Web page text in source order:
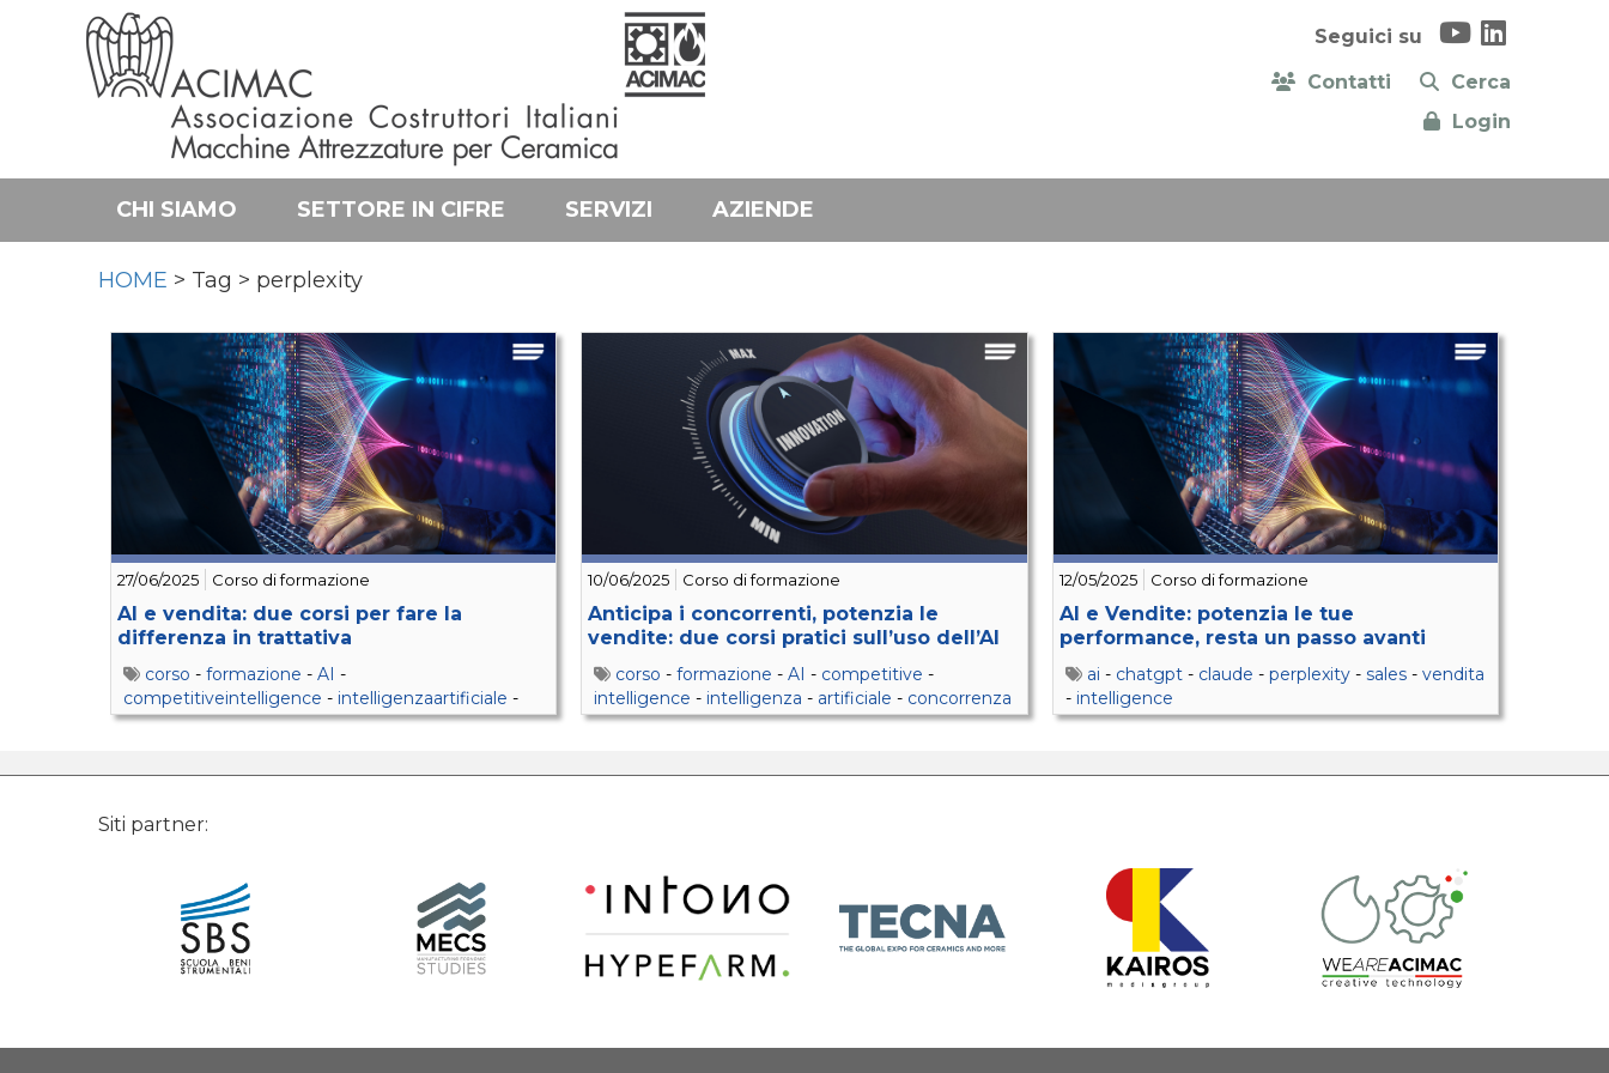
Seguici su
Contatti
Cerca
Login
CHI SIAMO SETTORE IN CIFRE SERVIZI AZIENDE
HOME > Tag > perplexity
27/06/2025 Corso di formazione
AI e vendita: due corsi per fare la
differenza in trattativa
corso - formazione - AI -
competitiveintelligence - intelligenzaartificiale -
concorrenza-sbs-chatgpt-perplexity-claude
10/06/2025 Corso di formazione
Anticipa i concorrenti, potenzia le
vendite: due corsi pratici sull’uso dell’AI
corso -formazione -AI - competitive -
intelligence - intelligenza - artificiale - concorrenza
-sbs-chatgpt-perplexity-claude
12/05/2025 Corso di formazione
AI e Vendite: potenzia le tue
performance, resta un passo avanti
ai - chatgpt- claude - perplexity- sales- vendita
- intelligence
Siti partner: